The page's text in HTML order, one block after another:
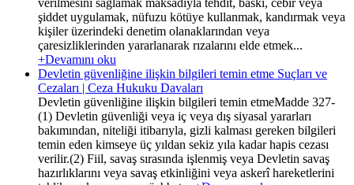
şiddet uygulamak, nüfuzu kötüye kullanmak, kandırmak veya
kişiler üzerindeki denetim olanaklarından veya
çaresizliklerinden yararlanarak rızalarını elde etmek...
+Devamını oku
Devletin güvenliğine ilişkin bilgileri temin etme Suçları ve
Cezaları | Ceza Hukuku Davaları
Devletin güvenliğine ilişkin bilgileri temin etmeMadde 327-
(1) Devletin güvenliği veya iç veya dış siyasal yararları
bakımından, niteliği itibarıyla, gizli kalması gereken bilgileri
temin eden kimseye üç yıldan sekiz yıla kadar hapis cezası
verilir.(2) Fiil, savaş sırasında işlenmiş veya Devletin savaş
hazırlıklarını veya savaş etkinliğini veya askerî hareketlerini